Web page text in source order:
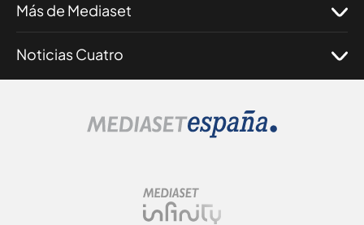
Más de Mediaset
Noticias Cuatro